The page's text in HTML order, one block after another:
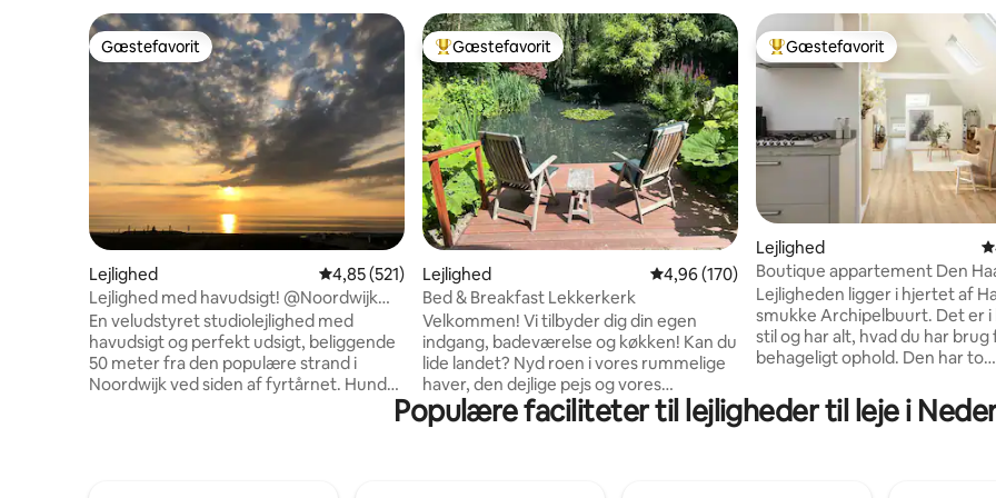
Gæstefavorit
Gæstefavorit
Lejlighed 4,85 ud af 5 i gennemsnitlig bedømmelse, 521 omtaler
4,85 (521)
Lejlighed med havudsigt! @Noordwijk
Beach
En veludstyret studiolejlighed med
havudsigt og perfekt udsigt, beliggende
50 meter fra den populære strand i
Noordwijk ved siden af fyrtårnet. Hunde
Bedste gæstefavorit
Gæstefavorit
Lejlighed 4,96 ud af 5 i gennemsnitlig bedømmelse,
4,96 (170)
Bed & Breakfast Lekkerkerk
Velkommen! Vi tilbyder dig din egen
indgang, badeværelse og køkken! Kan du
lide landet? Nyd roen i vores rummelige
haver, den dejlige pejs og vores
'kongelige' morgenmad. (17,50
EUR/person) Indgangen til vores
Bedste gæstefavorit
Gæstefavorit
Lejlighed
Boutique appartement Den
senge, 2 badeværelser
Lejligheden ligger i hjertet af
smukke Archipelbuurt. Det er
stil og har alt, hvad du har
behageligt ophold. Den har to
af en stue og køkken.
inden for gåafstand af byens
Populære faciliteter til lejligheder til leje i